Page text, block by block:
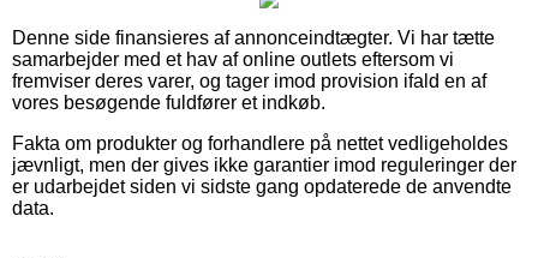
Denne side finansieres af annonceindtægter. Vi har tætte
samarbejder med et hav af online outlets eftersom vi
fremviser deres varer, og tager imod provision ifald en af
vores besøgende fuldfører et indkøb.
Fakta om produkter og forhandlere på nettet vedligeholdes
jævnligt, men der gives ikke garantier imod reguleringer der
er udarbejdet siden vi sidste gang opdaterede de anvendte
data.